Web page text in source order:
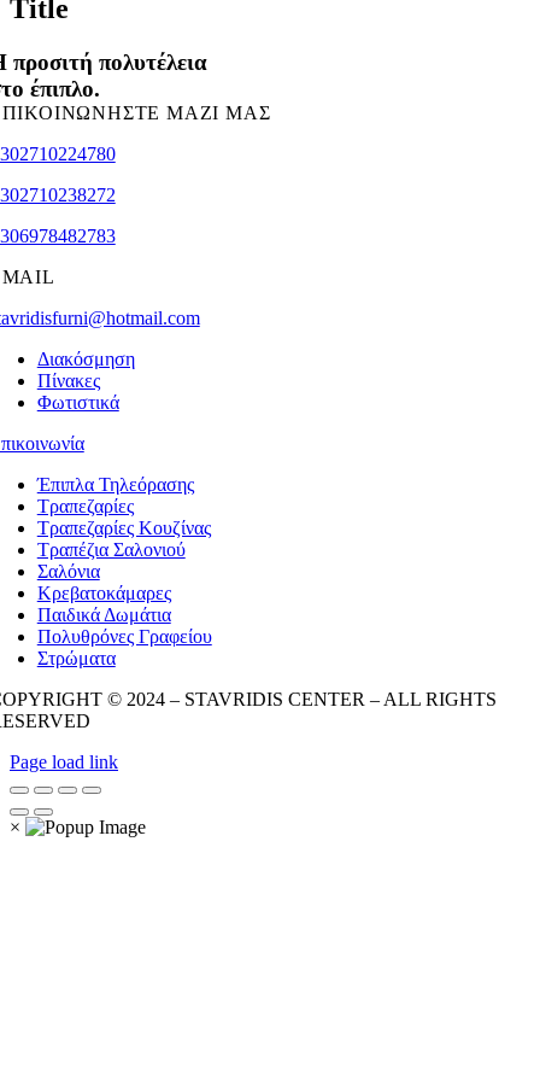
view
Title
προσιτή πολυτέλεια
έπιπλο.
ΜΑΖΙ ΜΑΣ
Διακόσμηση
Πίνακες
Φωτιστικά
Έπιπλα Τηλεόρασης
Τραπεζαρίες
Τραπεζαρίες Κουζίνας
Τραπέζια Σαλονιού
Σαλόνια
Κρεβατοκάμαρες
Παιδικά Δωμάτια
Πολυθρόνες Γραφείου
Στρώματα
© 2024 – STAVRIDIS CENTER – ALL RIGHTS
Page load link
×